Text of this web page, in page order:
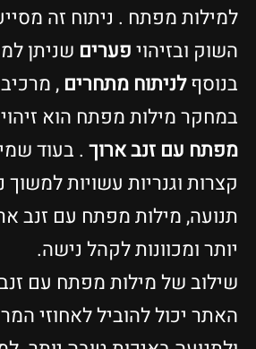
למילות מפתח . ניתוח זה
השוק ובזיהויפערים שניתן
בנוסףלניתוח מתחרים , מרכיב
במחקר מילות מפתח הוא
מפתח עם זנב ארוך . בעוד
קצרות וגנריות עשויות
תנועה, מילות מפתח עם זנב
יותר ומכוונות לקהל נישה.
שילוב של מילות מפתח עם
האתר יכול להוביל לאחוזי